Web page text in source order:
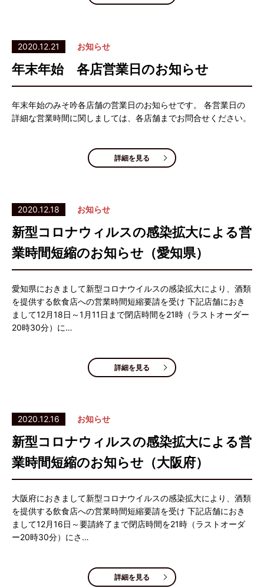
2020.12.21 お知らせ
年末年始 各店営業日のお知らせ
年末年始のみそ吟各店舗の営業日のお知らせです。 各営業日の
詳細な営業時間に関しましては、各店舗までお問合せください。
詳細を見る
2020.12.18 お知らせ
新型コロナウィルスの感染拡大による営
業時間短縮のお知らせ（愛知県）
愛知県におきまして新型コロナウイルスの感染拡大により、酒類
を提供する飲食店への営業時間短縮要請を受け 下記店舗におき
まして12月18日～1月11日まで閉店時間を21時（ラストオーダー
20時30分）に…
詳細を見る
2020.12.16 お知らせ
新型コロナウィルスの感染拡大による営
業時間短縮のお知らせ（大阪府）
大阪府におきまして新型コロナウイルスの感染拡大により、酒類
を提供する飲食店への営業時間短縮要請を受け 下記店舗におき
まして12月16日～要請終了まで閉店時間を21時（ラストオーダ
ー20時30分）にさ…
詳細を見る